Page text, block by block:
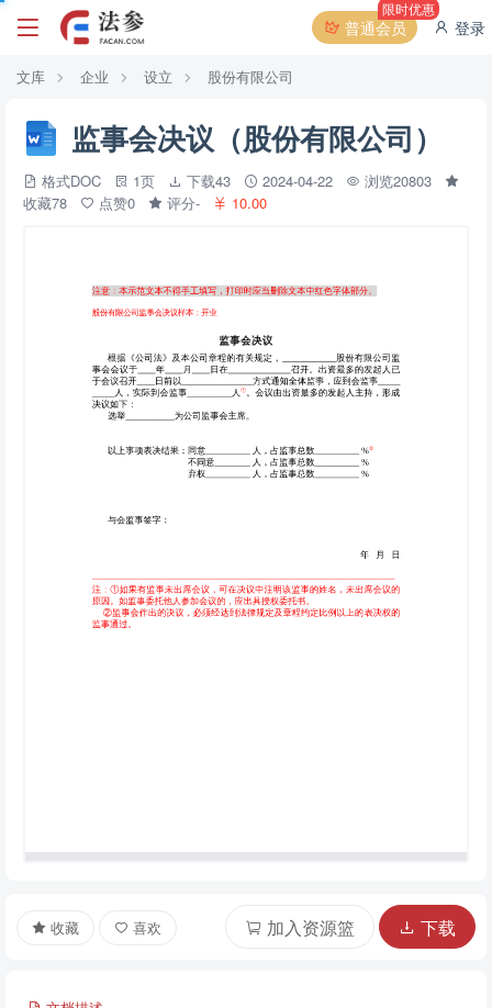
普通会员
限时优惠
登录
文库 企业 设立 股份有限公司
监事会决议（股份有限公司）
格式DOC 1页 下载43 2024-04-22
浏览20803
收藏78
点赞0 评分- 10.00
收藏 喜欢 加入资源篮 下载